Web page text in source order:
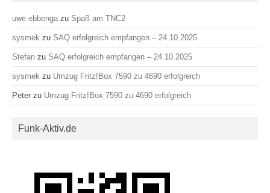
uwe ebbenga zu Spaß am TNC2
sysmek zu SAQ erfolgreich empfangen – 24.10.2025
Stefan zu SAQ erfolgreich empfangen – 24.10.2025
sysmek zu Umzug Fritz!Box 7590 zu 4690 erfolgreich
Peter zu Umzug Fritz!Box 7590 zu 4690 erfolgreich
Funk-Aktiv.de